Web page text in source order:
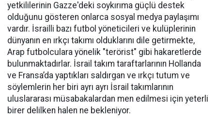
yetkililerinin Gazze'deki soykırıma güçlü destek
olduğunu gösteren onlarca sosyal medya paylaşımı
vardır. İsrailli bazı futbol yöneticileri ve kulüplerinin
dünyanın en ırkçı takımı olduklarını dile getirmekte,
Arap futbolculara yönelik "terörist" gibi hakaretlerde
bulunmaktadırlar. İsrail takım taraftarlarının Hollanda
ve Fransa’da yaptıkları saldırgan ve ırkçı tutum ve
söylemlerin her biri ayrı ayrı İsrail takımlarının
uluslararası müsabakalardan men edilmesi için yeterli
birer delilken halen ne bekleniyor.